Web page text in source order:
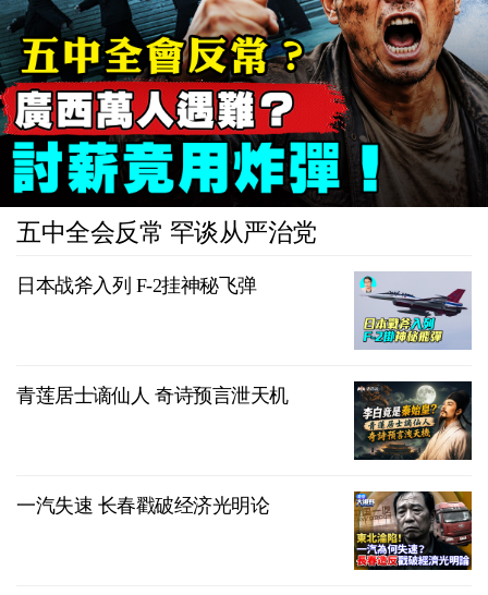
五中全会反常 罕谈从严治党
日本战斧入列 F-2挂神秘飞弹
青莲居士谪仙人 奇诗预言泄天机
一汽失速 长春戳破经济光明论